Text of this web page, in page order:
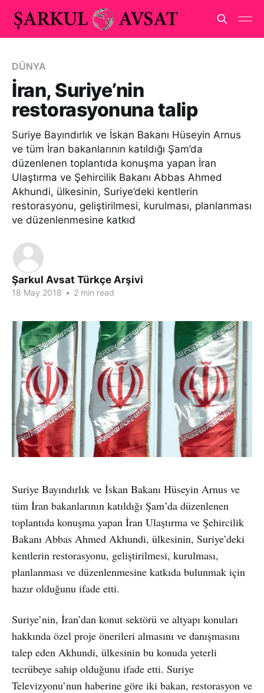
DÜNYA
İran, Suriye’nin
restorasyonuna talip
Suriye Bayındırlık ve İskan Bakanı Hüseyin Arnus
ve tüm İran bakanlarının katıldığı Şam’da
düzenlenen toplantıda konuşma yapan İran
Ulaştırma ve Şehircilik Bakanı Abbas Ahmed
Akhundi, ülkesinin, Suriye’deki kentlerin
restorasyonu, geliştirilmesi, kurulması, planlanması
ve düzenlenmesine katkıd
Şarkul Avsat Türkçe Arşivi
18 May 2018 • 2 min read
Suriye Bayındırlık ve İskan Bakanı Hüseyin Arnus ve
tüm İran bakanlarının katıldığı Şam’da düzenlenen
toplantıda konuşma yapan İran Ulaştırma ve Şehircilik
Bakanı Abbas Ahmed Akhundi, ülkesinin, Suriye’deki
kentlerin restorasyonu, geliştirilmesi, kurulması,
planlanması ve düzenlenmesine katkıda bulunmak için
hazır olduğunu ifade etti.
Suriye’nin, İran’dan konut sektörü ve altyapı konuları
hakkında özel proje önerileri almasını ve danışmasını
talep eden Akhundi, ülkesinin bu konuda yeterli
tecrübeye sahip olduğunu ifade etti. Suriye
Televizyonu’nun haberine göre iki bakan, restorasyon ve